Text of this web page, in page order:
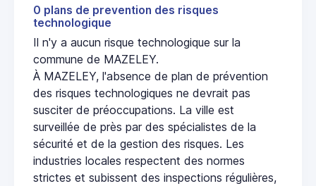
0 plans de prevention des risques
technologique
Il n'y a aucun risque technologique sur la
commune de MAZELEY.
À MAZELEY, l'absence de plan de prévention
des risques technologiques ne devrait pas
susciter de préoccupations. La ville est
surveillée de près par des spécialistes de la
sécurité et de la gestion des risques. Les
industries locales respectent des normes
strictes et subissent des inspections régulières,